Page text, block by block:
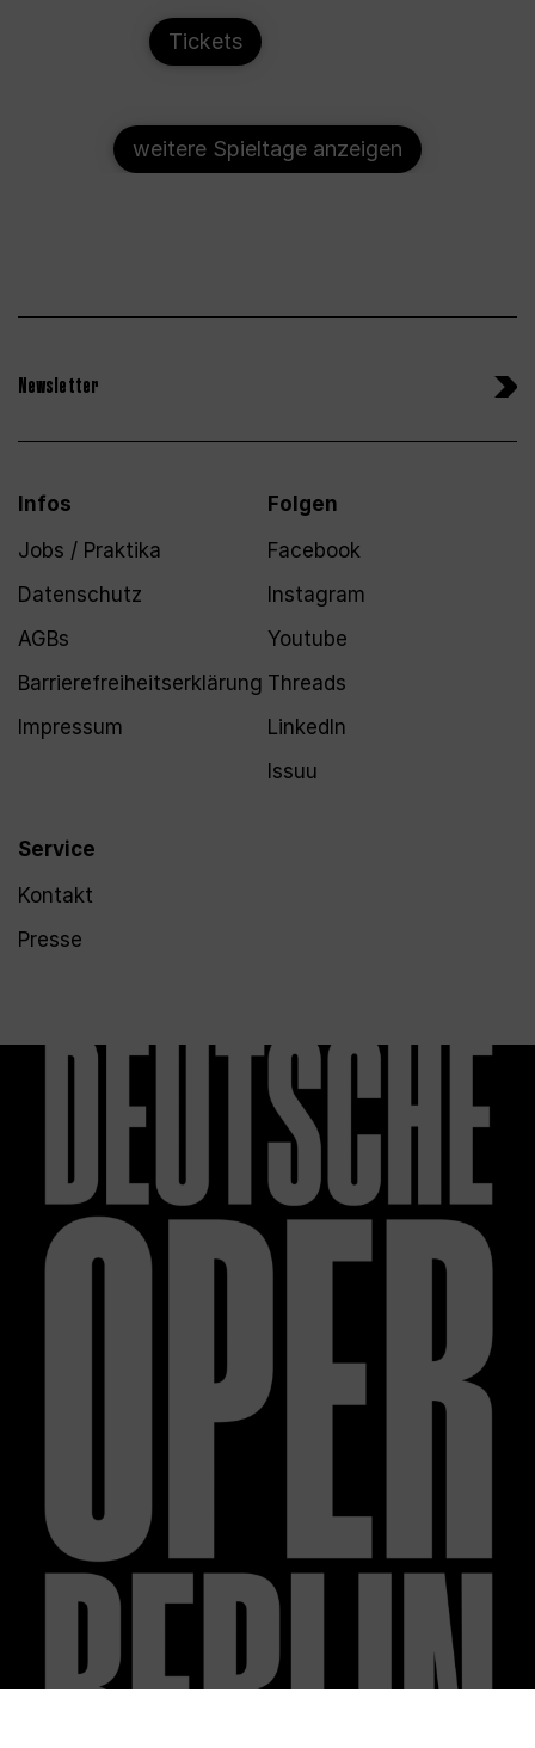
Tickets
weitere Spieltage anzeigen
Newsletter
Infos
Jobs / Praktika
Datenschutz
AGBs
Barrierefreiheitserklärung
Impressum
Service
Kontakt
Presse
Folgen
Facebook
Instagram
Youtube
Threads
LinkedIn
Issuu